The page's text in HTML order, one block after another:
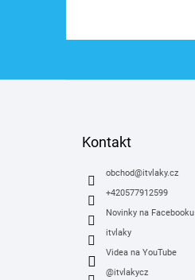
Kontakt
obchod@itvlaky.cz
+420577912599
Novinky na Facebooku
itvlaky
Videa na YouTube
@itvlakycz